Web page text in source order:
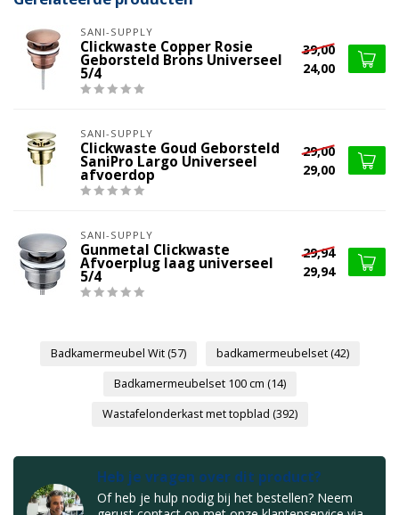
SANI-SUPPLY
Clickwaste Copper Rosie
Geborsteld Brons Universeel
5/4
39,00
24,00
SANI-SUPPLY
Clickwaste Goud Geborsteld
SaniPro Largo Universeel
afvoerdop
29,00
29,00
SANI-SUPPLY
Gunmetal Clickwaste
Afvoerplug laag universeel
5/4
29,94
29,94
Badkamermeubel Wit(57) badkamermeubelset(42)
Badkamermeubelset 100 cm (14)
Wastafelonderkast met topblad (392)
Heb je vragen over dit product?
Of heb je hulp nodig bij het bestellen? Neem